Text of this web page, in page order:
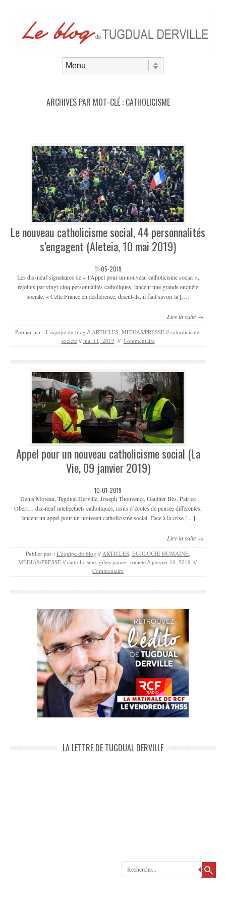
ARCHIVES PAR MOT-CLÉ : CATHOLICISME
Le nouveau catholicisme social, 44 personnalités
s’engagent (Aleteia, 10 mai 2019)
11-05-2019
Les dix-neuf signataires de « l’Appel pour un nouveau catholicisme social »,
rejoints par vingt-cinq personnalités catholiques, lancent une grande enquête
sociale. « Cette France en déshérence, disent-ils, il faut savoir la […]
Lire la suite →
Publier par : L'équipe du blog // ARTICLES MEDIAS/PRESSE // catholicisme
société // mai 11, 2019 // Commentaire
Appel pour un nouveau catholicisme social (La
Vie, 09 janvier 2019)
10-01-2019
Denis Moreau, Tugdual Derville, Joseph Thouvenel, Gaultier Bès, Patrice
Obert… dix-neuf intellectuels catholiques, issus d’écoles de pensée différentes,
lancent un appel pour un nouveau catholicisme social. Face à la crise […]
Lire la suite →
Publier par : L'équipe du blog // ARTICLES ECOLOGIE HUMAINE
MEDIAS/PRESSE // catholicisme, gilets jaunes, société // janvier 10, 2019 //
Commentaire
LA LETTRE DE TUGDUAL DERVILLE
Recherche